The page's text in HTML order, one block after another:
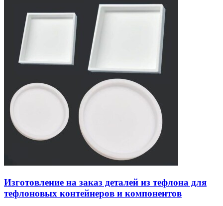
Изготовление на заказ деталей из тефлона для
тефлоновых контейнеров и компонентов